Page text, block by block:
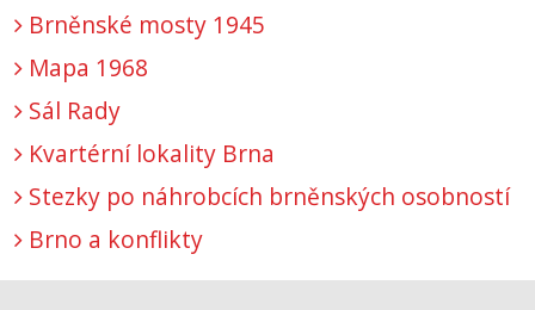
Brněnské mosty 1945
Mapa 1968
Sál Rady
Kvartérní lokality Brna
Stezky po náhrobcích brněnských osobností
Brno a konflikty